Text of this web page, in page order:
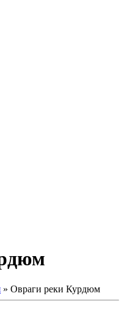
» Овраги реки Курдюм